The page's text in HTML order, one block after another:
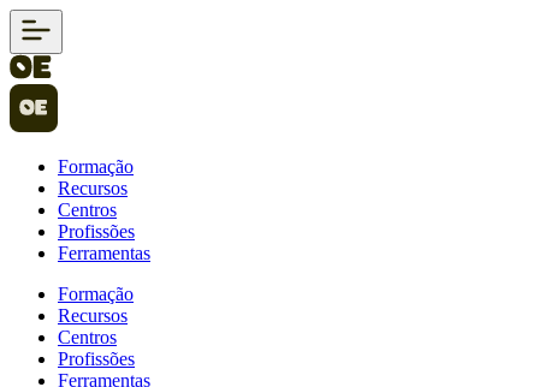
Formação
Recursos
Centros
Profissões
Ferramentas
Formação
Recursos
Centros
Profissões
Ferramentas